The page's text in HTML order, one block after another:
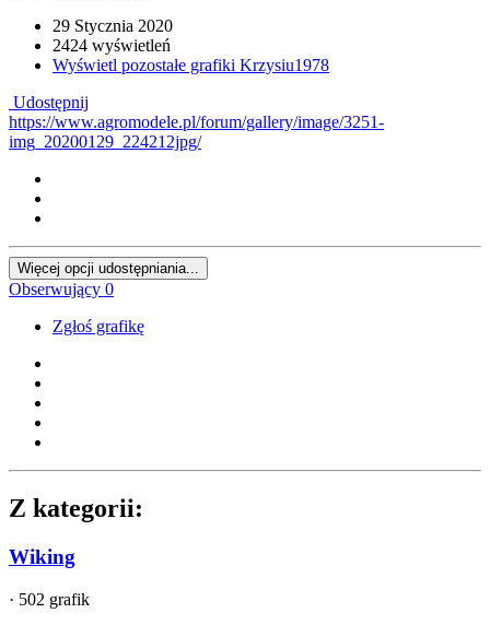
29 Stycznia 2020
2424 wyświetleń
Wyświetl pozostałe grafiki Krzysiu1978
Udostępnij
https://www.agromodele.pl/forum/gallery/image/3251-
img_20200129_224212jpg/
Więcej opcji udostępniania...
Obserwujący 0
Zgłoś grafikę
Z kategorii:
Wiking
· 502 grafik